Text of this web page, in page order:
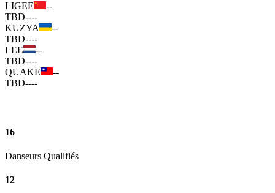
LIGEE
--
TBD----
KUZYA
--
TBD----
LEE
--
TBD----
QUAKE
--
TBD----
16
Danseurs Qualifiés
12